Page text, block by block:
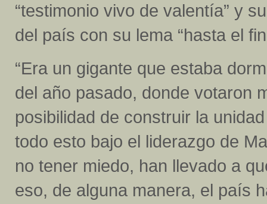
“testimonio vivo de valentía” y
del país con su lema “hasta el
“Era un gigante que estaba
del año pasado, donde votaron
posibilidad de construir la
todo esto bajo el liderazgo de
no tener miedo, han llevado a
eso, de alguna manera, el país